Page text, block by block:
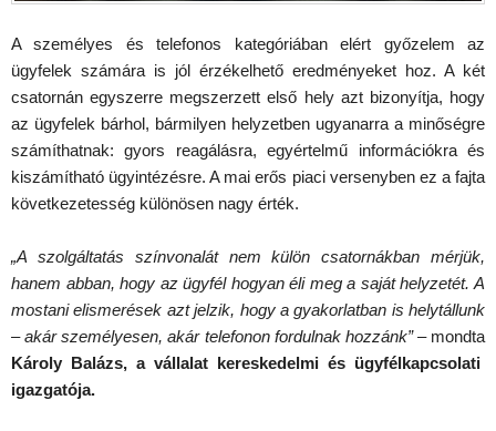
A személyes és telefonos kategóriában elért győzelem az
ügyfelek számára is jól érzékelhető eredményeket hoz. A két
csatornán egyszerre megszerzett első hely azt bizonyítja, hogy
az ügyfelek bárhol, bármilyen helyzetben ugyanarra a minőségre
számíthatnak: gyors reagálásra, egyértelmű információkra és
kiszámítható ügyintézésre. A mai erős piaci versenyben ez a fajta
következetesség különösen nagy érték.
„A szolgáltatás színvonalát nem külön csatornákban mérjük,
hanem abban, hogy az ügyfél hogyan éli meg a saját helyzetét. A
mostani elismerések azt jelzik, hogy a gyakorlatban is helytállunk
– akár személyesen, akár telefonon fordulnak hozzánk”– mondta
Károly Balázs, a vállalat kereskedelmi és ügyfélkapcsolati
igazgatója.